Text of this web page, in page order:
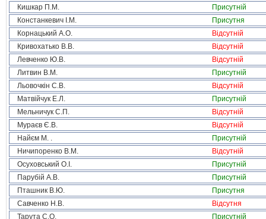
Кишкар П.М.
Присутній
Констанкевич І.М.
Присутня
Корнацький А.О.
Відсутній
Кривохатько В.В.
Відсутній
Левченко Ю.В.
Відсутній
Литвин В.М.
Присутній
Льовочкін С.В.
Відсутній
Матвійчук Е.Л.
Присутній
Мельничук С.П.
Відсутній
Мураєв Є.В.
Відсутній
Найєм М. .
Присутній
Ничипоренко В.М.
Відсутній
Осуховський О.І.
Присутній
Парубій А.В.
Присутній
Пташник В.Ю.
Присутня
Савченко Н.В.
Відсутня
Тарута С.О.
Присутній